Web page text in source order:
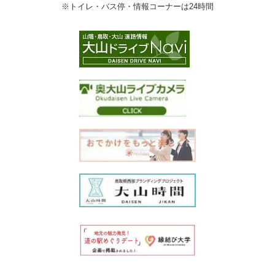
※トイレ・バス停・情報コーナーは24時間